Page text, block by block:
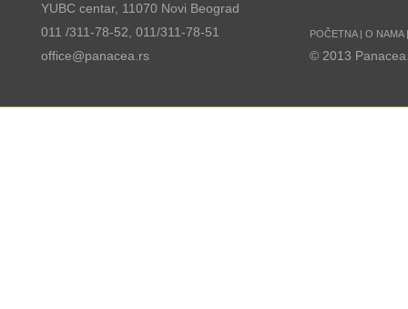
YUBC centar, 11070 Novi Beograd
011 /311-78-52, 011/311-78-51
office@panacea.rs
POČETNA| O NAMA
© 2013